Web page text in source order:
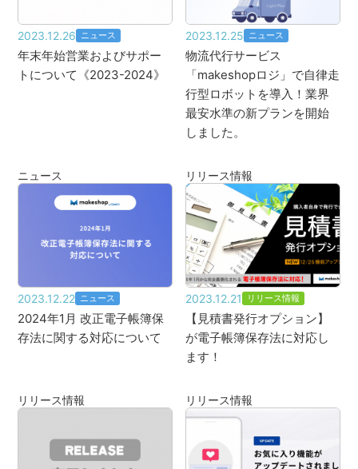
2023.12.26 ニュース
年末年始営業およびサポー
トについて《2023-2024》
2023.12.25 ニュース
物流代行サービス
「makeshopロジ」で自律走
行型ロボットを導入！業界
最安水準の新プランを開始
しました。
ニュース
2023.12.22 ニュース
2024年1月 改正電子帳簿保
存法に関する対応について
リリース情報
2023.12.21 リリース情報
【見積書発行オプション】
が電子帳簿保存法に対応し
ます！
リリース情報 リリース情報